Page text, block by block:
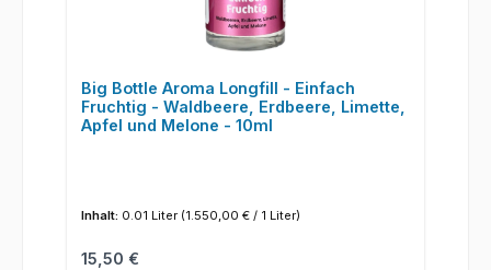
Big Bottle Aroma Longfill - Einfach
Fruchtig - Waldbeere, Erdbeere, Limette,
Apfel und Melone - 10ml
Inhalt: 0.01 Liter (1.550,00 € / 1 Liter)
Regulärer Preis:
15,50 €